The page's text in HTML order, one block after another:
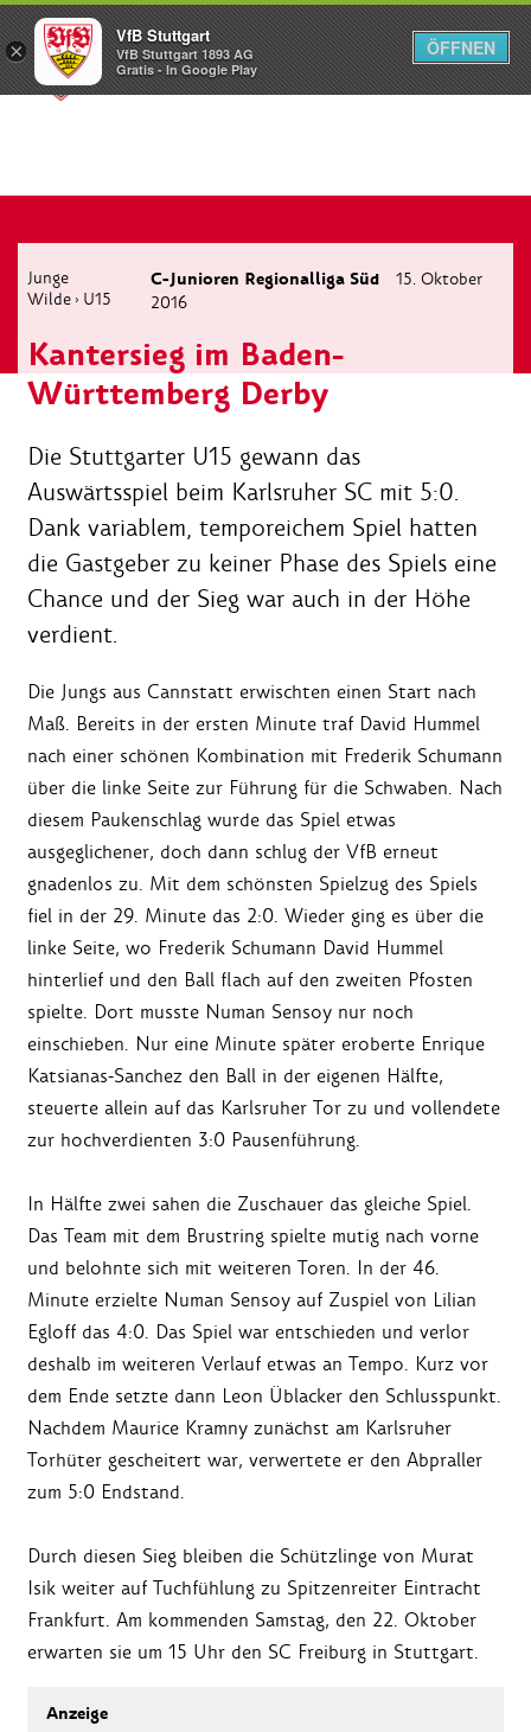
Menü
Junge
Wilde › U15
C-Junioren Regionalliga Süd
15. Oktober
2016
Kantersieg im Baden-
Württemberg Derby
Die Stuttgarter U15 gewann das
Auswärtsspiel beim Karlsruher SC mit 5:0.
Dank variablem, temporeichem Spiel hatten
die Gastgeber zu keiner Phase des Spiels eine
Chance und der Sieg war auch in der Höhe
verdient.
Die Jungs aus Cannstatt erwischten einen Start nach
Maß. Bereits in der ersten Minute traf David Hummel
nach einer schönen Kombination mit Frederik Schumann
über die linke Seite zur Führung für die Schwaben. Nach
diesem Paukenschlag wurde das Spiel etwas
ausgeglichener, doch dann schlug der VfB erneut
gnadenlos zu. Mit dem schönsten Spielzug des Spiels
fiel in der 29. Minute das 2:0. Wieder ging es über die
linke Seite, wo Frederik Schumann David Hummel
hinterlief und den Ball flach auf den zweiten Pfosten
spielte. Dort musste Numan Sensoy nur noch
einschieben. Nur eine Minute später eroberte Enrique
Katsianas-Sanchez den Ball in der eigenen Hälfte,
steuerte allein auf das Karlsruher Tor zu und vollendete
zur hochverdienten 3:0 Pausenführung.
In Hälfte zwei sahen die Zuschauer das gleiche Spiel.
Das Team mit dem Brustring spielte mutig nach vorne
und belohnte sich mit weiteren Toren. In der 46.
Minute erzielte Numan Sensoy auf Zuspiel von Lilian
Egloff das 4:0. Das Spiel war entschieden und verlor
deshalb im weiteren Verlauf etwas an Tempo. Kurz vor
dem Ende setzte dann Leon Üblacker den Schlusspunkt.
Nachdem Maurice Kramny zunächst am Karlsruher
Torhüter gescheitert war, verwertete er den Abpraller
zum 5:0 Endstand.
Durch diesen Sieg bleiben die Schützlinge von Murat
Isik weiter auf Tuchfühlung zu Spitzenreiter Eintracht
Frankfurt. Am kommenden Samstag, den 22. Oktober
erwarten sie um 15 Uhr den SC Freiburg in Stuttgart.
×
VfB Stuttgart
VfB Stuttgart 1893 AG
Gratis - In Google Play
ÖFFNEN